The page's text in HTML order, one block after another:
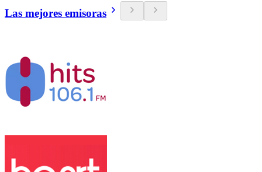
Las mejores emisoras